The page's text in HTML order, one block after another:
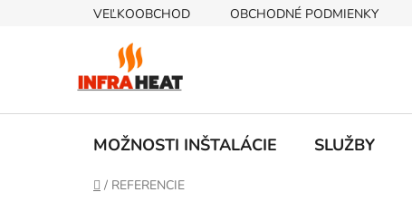
VEĽKOOBCHOD OBCHODNÉ PODMIENKY
MOŽNOSTI INŠTALÁCIE SLUŽBY
Domov
/ REFERENCIE